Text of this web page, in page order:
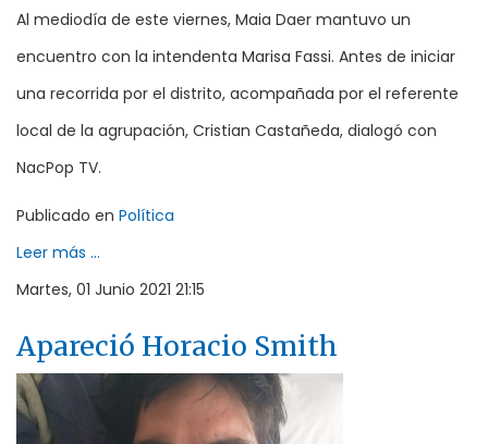
Al mediodía de este viernes, Maia Daer mantuvo un
encuentro con la intendenta Marisa Fassi. Antes de iniciar
una recorrida por el distrito, acompañada por el referente
local de la agrupación, Cristian Castañeda, dialogó con
NacPop TV.
Publicado en Política
Leer más ...
Martes, 01 Junio 2021 21:15
Apareció Horacio Smith